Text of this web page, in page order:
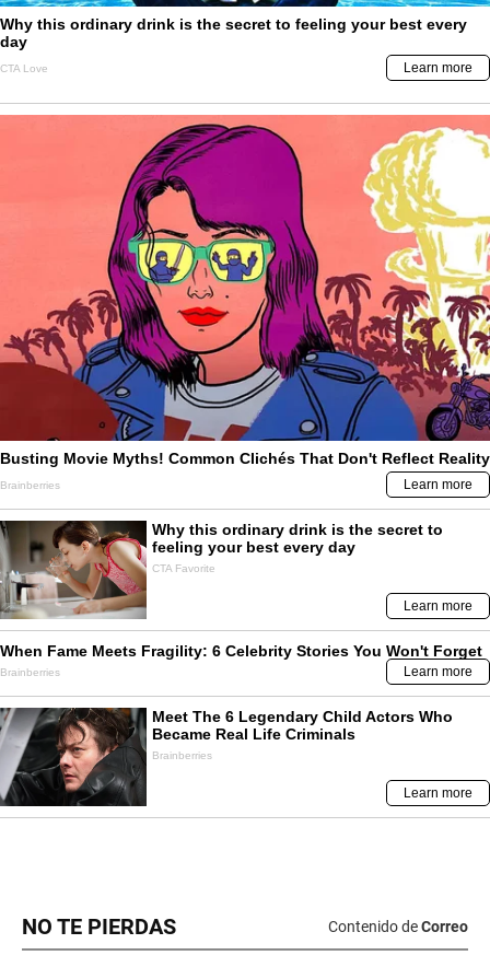
NO TE PIERDAS Contenido deCorreo